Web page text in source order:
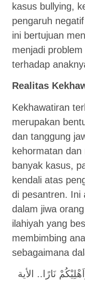
kasus bullying,
pengaruh
ini bertujuan
menjadi
terhadap
Realitas
Kekhawatiran
merupakan
dan tanggung
kehormatan
banyak kasus,
kendali atas
di pesantren. Ini
dalam jiwa
ilahiyah yang
membimbing
sebagaimana
نَارًا.. الأية